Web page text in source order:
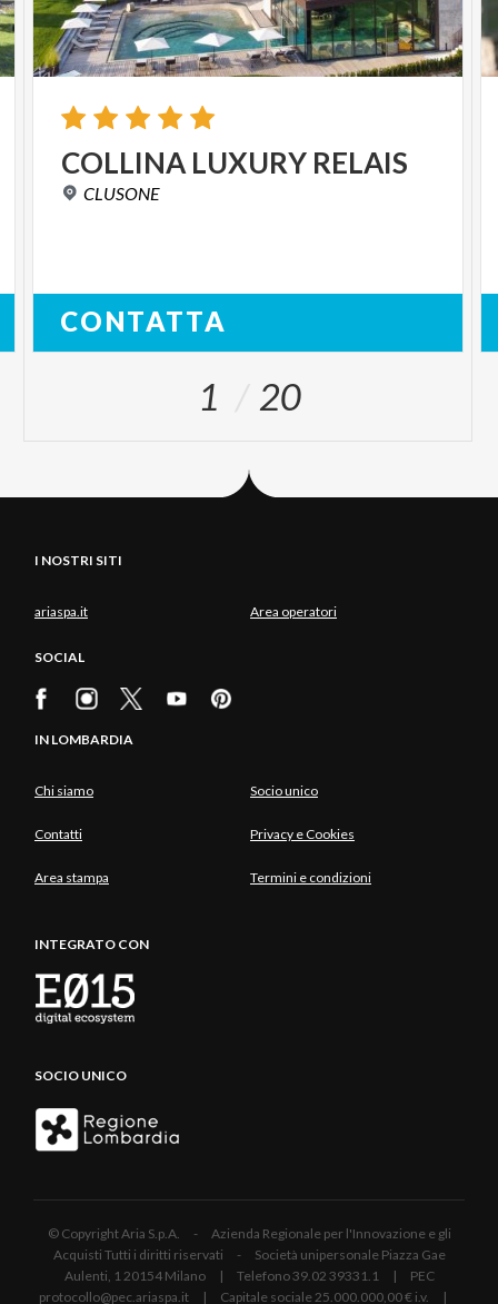
COLLINA LUXURY RELAIS
CLUSONE
CONTATTA
1 20
I NOSTRI SITI
ariaspa.it Area operatori
SOCIAL
IN LOMBARDIA
Chi siamo Socio unico
Contatti Privacy e Cookies
Area stampa Termini e condizioni
INTEGRATO CON
SOCIO UNICO
© Copyright Aria S.p.A. - Azienda Regionale per l'Innovazione e gli
Acquisti Tutti i diritti riservati - Società unipersonale Piazza Gae
Aulenti, 1 20154 Milano | Telefono 39.02 39331.1 | PEC
protocollo@pec.ariaspa.it | Capitale sociale 25.000.000,00 € i.v. |